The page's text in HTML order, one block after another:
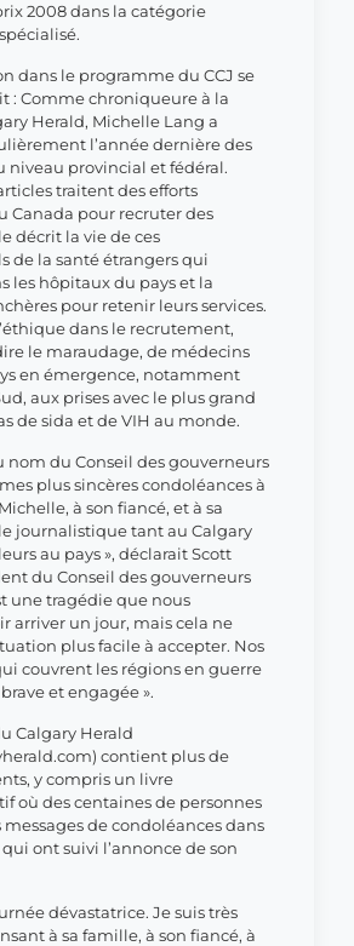
2008 dans la catégorie
dans le programme du CCJ se
: Comme chroniqueure à la
Herald, Michelle Lang a
l’année dernière des
niveau provincial et fédéral.
traitent des efforts
Canada pour recruter des
décrit la vie de ces
de la santé étrangers qui
les hôpitaux du pays et la
pour retenir leurs services.
dans le recrutement,
le maraudage, de médecins
en émergence, notamment
aux prises avec le plus grand
de sida et de VIH au monde.
nom du Conseil des gouverneurs
plus sincères condoléances à
à son fiancé, et à sa
journalistique tant au Calgary
au pays », déclarait Scott
du Conseil des gouverneurs
une tragédie que nous
arriver un jour, mais cela ne
plus facile à accepter. Nos
couvrent les régions en guerre
et engagée ».
Calgary Herald
contient plus de
y compris un livre
où des centaines de personnes
messages de condoléances dans
ont suivi l’annonce de son
dévastatrice. Je suis très
à sa famille, à son fiancé, à